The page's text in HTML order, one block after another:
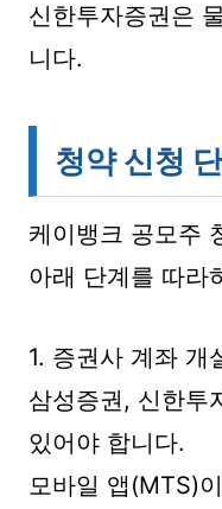
신한투자증권은
니다.
청약 신청
케이뱅크 공모주
아래 단계를 따라
1. 증권사 계좌 개
삼성증권, 신한투
있어야 합니다.
모바일 앱(MTS)